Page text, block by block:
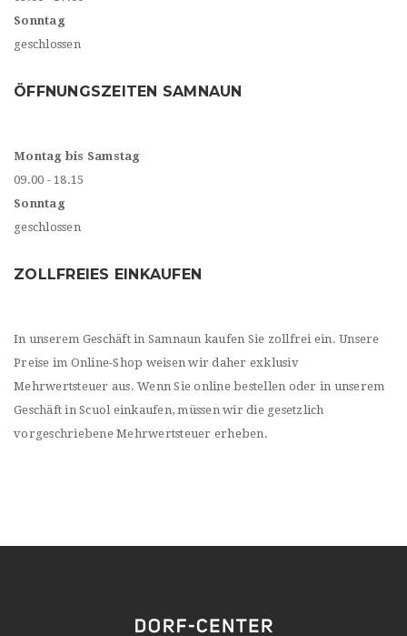
Sonntag
geschlossen
ÖFFNUNGSZEITEN SAMNAUN
Montag bis Samstag
09.00 - 18.15
Sonntag
geschlossen
ZOLLFREIES EINKAUFEN
In unserem Geschäft in Samnaun kaufen Sie zollfrei ein. Unsere
Preise im Online-Shop weisen wir daher exklusiv
Mehrwertsteuer aus. Wenn Sie online bestellen oder in unserem
Geschäft in Scuol einkaufen, müssen wir die gesetzlich
vorgeschriebene Mehrwertsteuer erheben.